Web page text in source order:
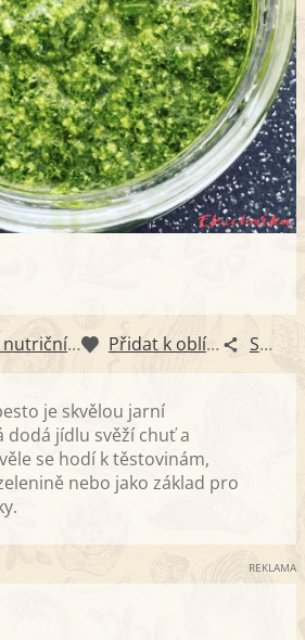
Zapsat do nutričního diáře Přidat k oblíbeným Sdílet
je skvělou jarní
jídlu svěží chuť a
se hodí k těstovinám,
nebo jako základ pro
REKLAMA